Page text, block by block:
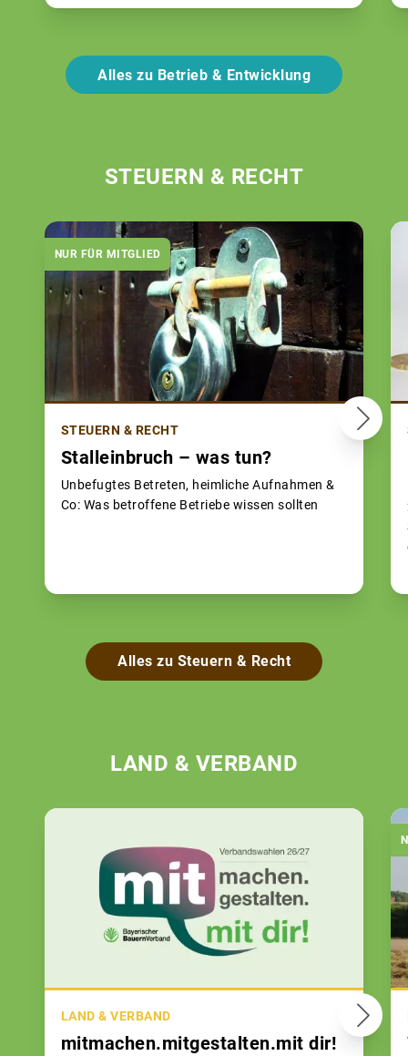
Alles zu Betrieb & Entwicklung
STEUERN & RECHT
NUR FÜR MITGLIED
STEUERN & RECHT
Stalleinbruch – was tun?
Unbefugtes Betreten, heimliche Aufnahmen &
Co: Was betroffene Betriebe wissen sollten
Alles zu Steuern & Recht
LAND & VERBAND
LAND & VERBAND
mitmachen.mitgestalten.mit dir!